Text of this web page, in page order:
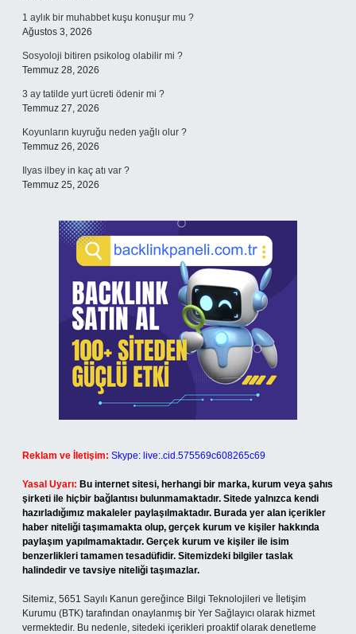
1 aylık bir muhabbet kuşu konuşur mu ?
Ağustos 3, 2026
Sosyoloji bitiren psikolog olabilir mi ?
Temmuz 28, 2026
3 ay tatilde yurt ücreti ödenir mi ?
Temmuz 27, 2026
Koyunların kuyruğu neden yağlı olur ?
Temmuz 26, 2026
Ilyas ilbey in kaç atı var ?
Temmuz 25, 2026
Reklam ve İletişim: Skype: live:.cid.575569c608265c69
Yasal Uyarı: Bu internet sitesi, herhangi bir marka, kurum veya şahıs
şirketi ile hiçbir bağlantısı bulunmamaktadır. Sitede yalnızca kendi
hazırladığımız makaleler paylaşılmaktadır. Burada yer alan içerikler
haber niteliği taşımamakta olup, gerçek kurum ve kişiler hakkında
paylaşım yapılmamaktadır. Gerçek kurum ve kişiler ile isim
benzerlikleri tamamen tesadüfidir. Sitemizdeki bilgiler taslak
halindedir ve tavsiye niteliği taşımazlar.
Sitemiz, 5651 Sayılı Kanun gereğince Bilgi Teknolojileri ve İletişim
Kurumu (BTK) tarafından onaylanmış bir Yer Sağlayıcı olarak hizmet
vermektedir. Bu nedenle, sitedeki içerikleri proaktif olarak denetleme